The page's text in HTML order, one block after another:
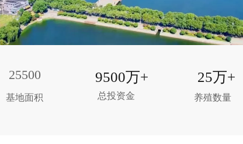
基地面积
25500 9500万+
总投资金
25万+
养殖数量